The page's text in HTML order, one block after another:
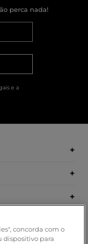
perca nada!
e a
concorda com o
dispositivo para